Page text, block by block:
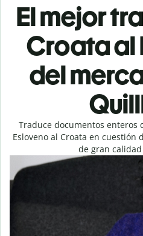
El mejor
Croata al
del
Traduce documentos enteros
Esloveno al Croata en
de gran